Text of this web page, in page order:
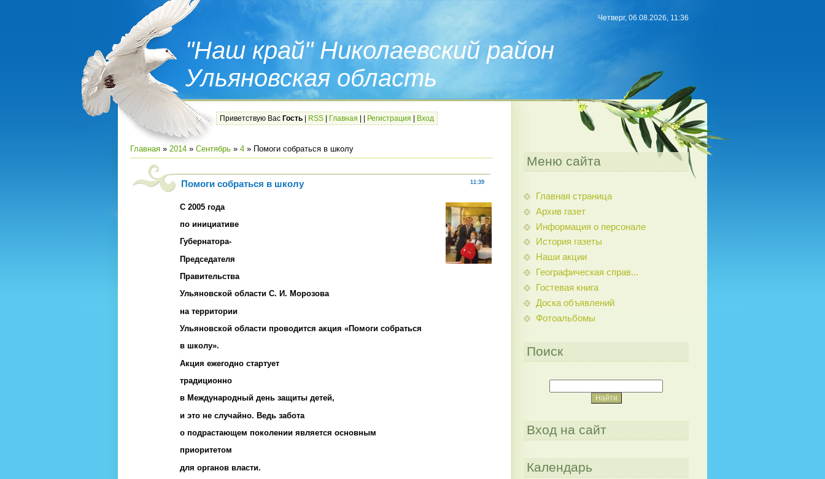
"Наш край" Николаевский район
Ульяновская область
Четверг, 06.08.2026, 11:36
Приветствую Вас Гость RSS Главная Регистрация Вход
Главная » 2014 » Сентябрь » 4 » Помоги собраться в школу
11:39
Помоги собраться в школу
С 2005 года
по инициативе
Губернатора-
Председателя
Правительства
Ульяновской области С. И. Морозова
на территории
Ульяновской области проводится акция «Помоги собраться
в школу».
Акция ежегодно стартует
традиционно
в Международный день защиты детей,
и это не случайно. Ведь забота
о подрастающем поколении является основным
приоритетом
для органов власти.
Меню сайта
Главная страница
Архив газет
Информация о персонале
История газеты
Наши акции
Географическая справ...
Гостевая книга
Доска объявлений
Фотоальбомы
Поиск
Вход на сайт
Календарь